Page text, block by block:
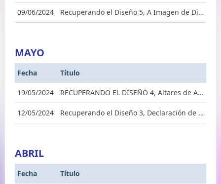
09/06/2024 Recuperando el Diseño 5, A Imagen de Dios
MAYO
Fecha Título
19/05/2024 RECUPERANDO EL DISEÑO 4, Altares de Adoración
12/05/2024 Recuperando el Diseño 3, Declaración de la Palabra
ABRIL
Fecha Título